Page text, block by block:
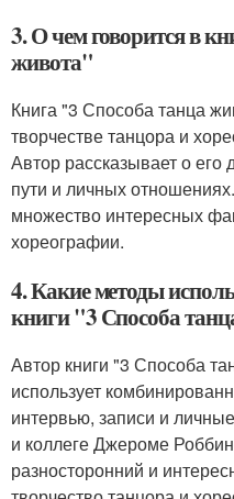
3. О чем говорится в
живота"
Книга "3 Способа танца
творчестве танцора и
Автор рассказывает о его
пути и личных
множество интересных
хореографии.
4. Какие методы
книги "3 Способа
Автор книги "3 Способа
использует
интервью, записи и
и коллеге Джероме
разносторонний и